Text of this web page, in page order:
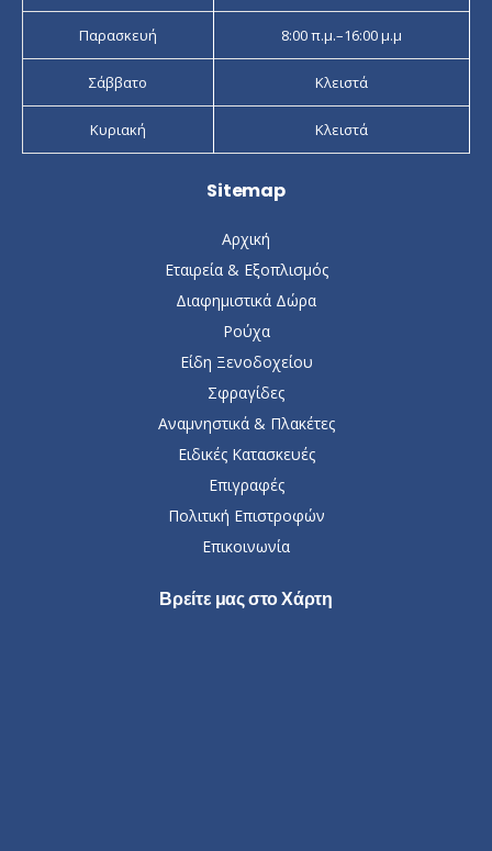
Παρασκευή 8:00 π.μ.–16:00 μ.μ
Σάββατο Κλειστά
Κυριακή Κλειστά
Sitemap
Αρχική
Εταιρεία & Εξοπλισμός
Διαφημιστικά Δώρα
Ρούχα
Είδη Ξενοδοχείου
Σφραγίδες
Αναμνηστικά & Πλακέτες
Ειδικές Κατασκευές
Επιγραφές
Πολιτική Επιστροφών
Επικοινωνία
Βρείτε μας στο Χάρτη